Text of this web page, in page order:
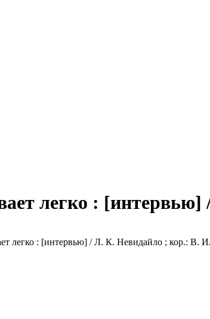
легко :
легко : [интервью] / Л. К. Невидайло ; кор.: